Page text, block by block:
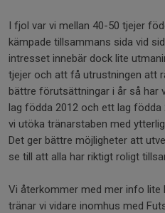
I fjol var vi mellan 40-50 tjejer
kämpade tillsammans sida vid
intresset innebär dock lite
tjejer och att få utrustningen att
bättre förutsättningar i år så har
lag födda 2012 och ett lag
vi utöka tränarstaben med
Det ger bättre möjligheter att
se till att alla har riktigt roligt
Vi återkommer med mer info lite
tränar vi vidare inomhus med